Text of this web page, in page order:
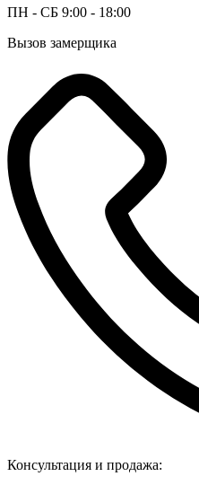
ПН - СБ 9:00 - 18:00
Вызов замерщика
Консультация и продажа: